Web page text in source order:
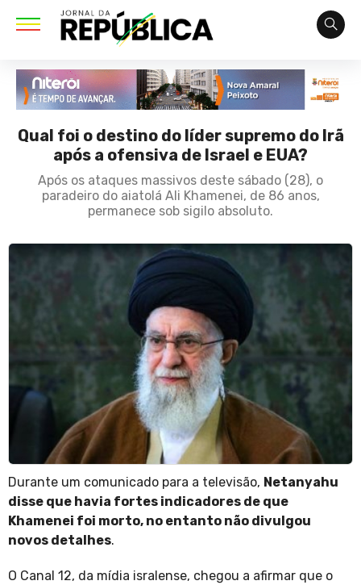
Qual foi o destino do líder supremo do Irã
após a ofensiva de Israel e EUA?
Após os ataques massivos deste sábado (28), o
paradeiro do aiatolá Ali Khamenei, de 86 anos,
permanece sob sigilo absoluto.
Durante um comunicado para a televisão, Netanyahu
disse que havia fortes indicadores de que
Khamenei foi morto, no entanto não divulgou
novos detalhes.
O Canal 12, da mídia isralense, chegou a afirmar que o